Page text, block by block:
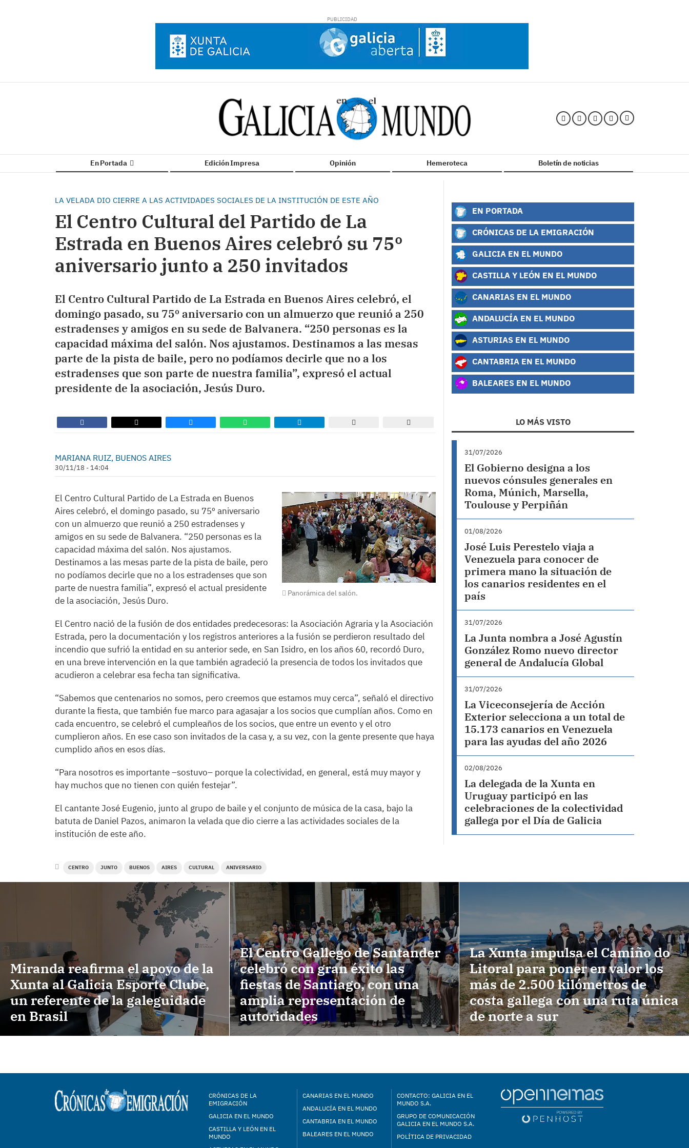
En Portada Edición Impresa Opinión Hemeroteca Boletín de noticias
LA VELADA DIO CIERRE A LAS ACTIVIDADES SOCIALES DE LA INSTITUCIÓN DE ESTE AÑO
El Centro Cultural del Partido de La
Estrada en Buenos Aires celebró su 75º
aniversario junto a 250 invitados
El Centro Cultural Partido de La Estrada en Buenos Aires celebró, el
domingo pasado, su 75º aniversario con un almuerzo que reunió a 250
estradenses y amigos en su sede de Balvanera. “250 personas es la
capacidad máxima del salón. Nos ajustamos. Destinamos a las mesas
parte de la pista de baile, pero no podíamos decirle que no a los
estradenses que son parte de nuestra familia”, expresó el actual
presidente de la asociación, Jesús Duro.
MARIANA RUIZ, BUENOS AIRES
30/11/18 - 14:04
Panorámica del salón.
El Centro Cultural Partido de La Estrada en Buenos
Aires celebró, el domingo pasado, su 75º aniversario
con un almuerzo que reunió a 250 estradenses y
amigos en su sede de Balvanera. “250 personas es la
capacidad máxima del salón. Nos ajustamos.
Destinamos a las mesas parte de la pista de baile, pero
no podíamos decirle que no a los estradenses que son
parte de nuestra familia”, expresó el actual presidente
de la asociación, Jesús Duro.
El Centro nació de la fusión de dos entidades predecesoras: la Asociación Agraria y la Asociación
Estrada, pero la documentación y los registros anteriores a la fusión se perdieron resultado del
incendio que sufrió la entidad en su anterior sede, en San Isidro, en los años 60, recordó Duro,
en una breve intervención en la que también agradeció la presencia de todos los invitados que
acudieron a celebrar esa fecha tan significativa.
“Sabemos que centenarios no somos, pero creemos que estamos muy cerca”, señaló el directivo
durante la fiesta, que también fue marco para agasajar a los socios que cumplían años. Como en
cada encuentro, se celebró el cumpleaños de los socios, que entre un evento y el otro
cumplieron años. En ese caso son invitados de la casa y, a su vez, con la gente presente que haya
cumplido años en esos días.
“Para nosotros es importante –sostuvo– porque la colectividad, en general, está muy mayor y
hay muchos que no tienen con quién festejar”.
El cantante José Eugenio, junto al grupo de baile y el conjunto de música de la casa, bajo la
batuta de Daniel Pazos, animaron la velada que dio cierre a las actividades sociales de la
institución de este año.
CENTRO JUNTO BUENOS AIRES CULTURAL ANIVERSARIO
EN PORTADA
CRÓNICAS DE LA EMIGRACIÓN
GALICIA EN EL MUNDO
CASTILLA Y LEÓN EN EL MUNDO
CANARIAS EN EL MUNDO
ANDALUCÍA EN EL MUNDO
ASTURIAS EN EL MUNDO
CANTABRIA EN EL MUNDO
BALEARES EN EL MUNDO
LO MÁS VISTO
31/07/2026
El Gobierno designa a los
nuevos cónsules generales en
Roma, Múnich, Marsella,
Toulouse y Perpiñán
01/08/2026
José Luis Perestelo viaja a
Venezuela para conocer de
primera mano la situación de
los canarios residentes en el
país
31/07/2026
La Junta nombra a José Agustín
González Romo nuevo director
general de Andalucía Global
31/07/2026
La Viceconsejería de Acción
Exterior selecciona a un total de
15.173 canarios en Venezuela
para las ayudas del año 2026
02/08/2026
La delegada de la Xunta en
Uruguay participó en las
celebraciones de la colectividad
gallega por el Día de Galicia
Miranda reafirma el apoyo de la
Xunta al Galicia Esporte Clube,
un referente de la galeguidade
en Brasil
El Centro Gallego de Santander
celebró con gran éxito las
fiestas de Santiago, con una
amplia representación de
autoridades
La Xunta impulsa el Camiño do
Litoral para poner en valor los
más de 2.500 kilómetros de
costa gallega con una ruta única
de norte a sur
CRÓNICAS DE LA
EMIGRACIÓN
GALICIA EN EL MUNDO
CASTILLA Y LEÓN EN EL
MUNDO
CANARIAS EN EL MUNDO
ANDALUCÍA EN EL MUNDO
CANTABRIA EN EL MUNDO
BALEARES EN EL MUNDO
CONTACTO: GALICIA EN EL
MUNDO S.A.
GRUPO DE COMUNICACIÓN
GALICIA EN EL MUNDO S.A.
POLÍTICA DE PRIVACIDAD